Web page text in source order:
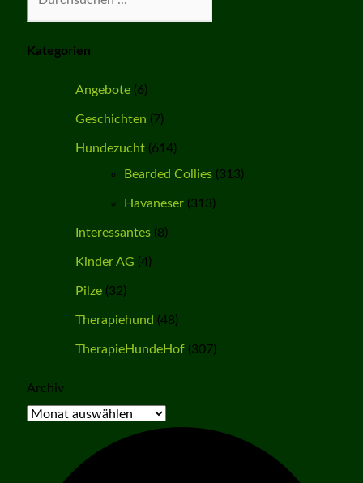
Kategorien
Angebote(6)
Geschichten (7)
Hundezucht(614)
Bearded Collies(313)
Havaneser(313)
Interessantes(8)
Kinder AG (4)
Pilze(32)
Therapiehund (48)
TherapieHundeHof(307)
Archiv